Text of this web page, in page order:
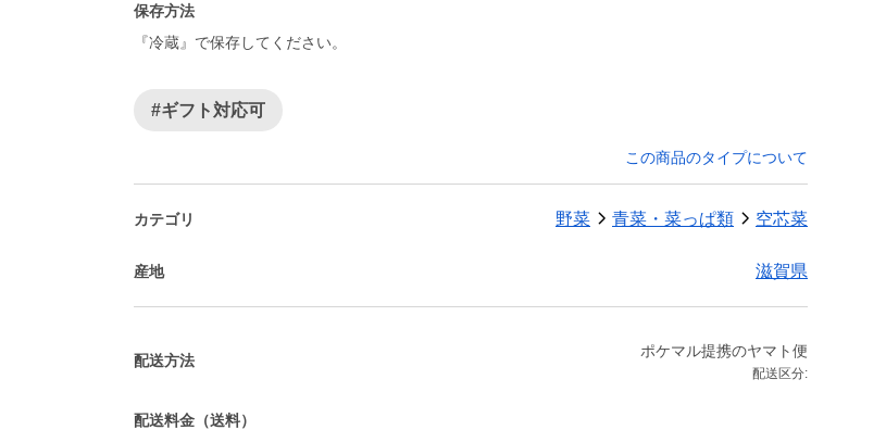
保存方法
『冷蔵』で保存してください。
#ギフト対応可
この商品のタイプについて
カテゴリ 野菜 青菜・菜っぱ類 空芯菜
産地 滋賀県
配送方法
ポケマル提携のヤマト便
配送区分:
配送料金（送料）